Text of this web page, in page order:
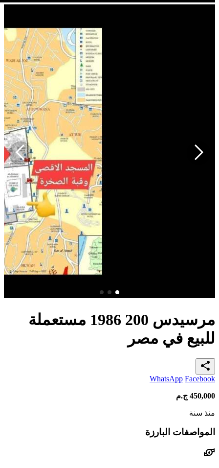
مرسيدس 200 1986 مستعملة
للبيع في مصر
share
WhatsApp Facebook
450,000 ج.م
منذ سنة
المواصفات البارزة
water_pump